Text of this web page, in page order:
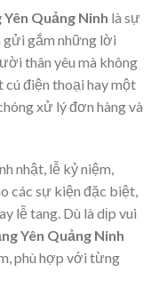
Quảng Ninh là sự
gửi gắm những lời
thân yêu mà không
điện thoại hay một
xử lý đơn hàng và
nhật, lễ kỷ niệm,
các sự kiện đặc biệt,
lễ tang. Dù là dịp vui
Yên Quảng Ninh
phù hợp với từng